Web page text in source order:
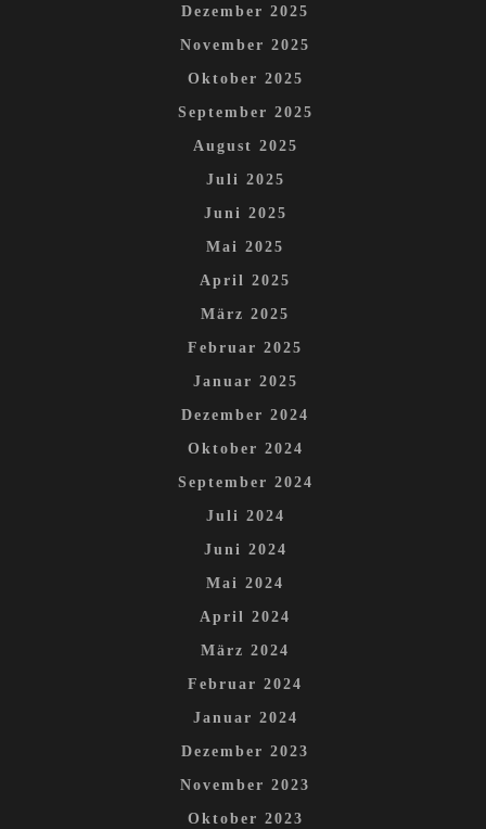
Dezember 2025
November 2025
Oktober 2025
September 2025
August 2025
Juli 2025
Juni 2025
Mai 2025
April 2025
März 2025
Februar 2025
Januar 2025
Dezember 2024
Oktober 2024
September 2024
Juli 2024
Juni 2024
Mai 2024
April 2024
März 2024
Februar 2024
Januar 2024
Dezember 2023
November 2023
Oktober 2023